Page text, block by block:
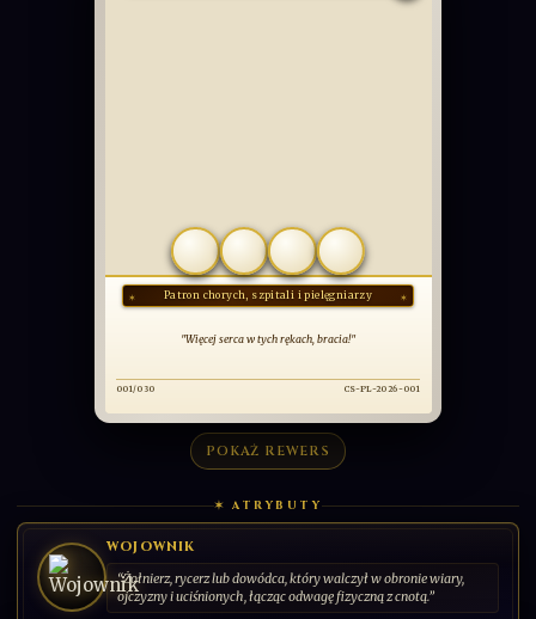
"Więcej serca w tych rękach, bracia!"
SANCTORUM
OBCOWANIE ŚWIĘTYCH
POKAŻ REWERS
✶ ATRYBUTY
WOJOWNIK
“Żołnierz, rycerz lub dowódca, który walczył w obronie wiary,
ojczyzny i uciśnionych, łącząc odwagę fizyczną z cnotą.”